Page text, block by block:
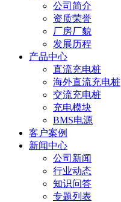
公司简介
资质荣誉
厂房厂貌
发展历程
产品中心
直流充电桩
海外直流充电桩
交流充电桩
充电模块
BMS电源
客户案例
新闻中心
公司新闻
行业动态
知识问答
专题列表